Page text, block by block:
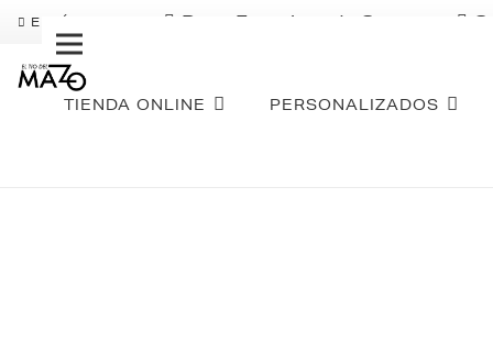
ENVÍO GRATIS Pago Fraccionado Sequra
TIENDA ONLINE PERSONALIZADOS